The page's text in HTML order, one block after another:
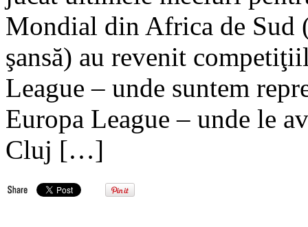
Mondial din Africa de Sud
şansă) au revenit
League – unde suntem
Europa League – unde le
Cluj […]